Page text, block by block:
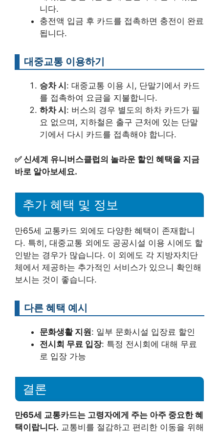
니다.
충전액 입금 후 카드를 접촉하면 충전이 완료
됩니다.
대중교통 이용하기
승차 시 : 대중교통 이용 시, 단말기에서 카드
를 접촉하여 요금을 지불합니다.
하차 시 : 버스의 경우 별도의 하차 카드가 필
요 없으며, 지하철은 출구 근처에 있는 단말
기에서 다시 카드를 접촉해야 합니다.
✅신세계 유니버스클럽의 놀라운 할인 혜택을 지금
바로 알아보세요.
추가 혜택 및 정보
만65세 교통카드 외에도 다양한 혜택이 존재합니
다. 특히, 대중교통 외에도 공공시설 이용 시에도 할
인받는 경우가 많습니다. 이 외에도 각 지방자치단
체에서 제공하는 추가적인 서비스가 있으니 확인해
보시는 것이 좋습니다.
다른 혜택 예시
문화생활 지원: 일부 문화시설 입장료 할인
전시회 무료 입장: 특정 전시회에 대해 무료
로 입장 가능
결론
만65세 교통카드는 고령자에게 주는 아주 중요한 혜
택이랍니다. 교통비를 절감하고 편리한 이동을 위해